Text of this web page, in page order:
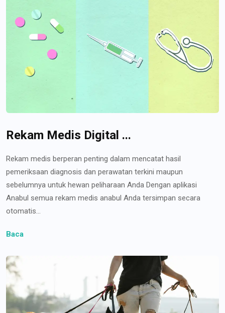
Rekam Medis Digital ...
Rekam medis berperan penting dalam mencatat hasil
pemeriksaan diagnosis dan perawatan terkini maupun
sebelumnya untuk hewan peliharaan Anda Dengan aplikasi
Anabul semua rekam medis anabul Anda tersimpan secara
otomatis...
Baca